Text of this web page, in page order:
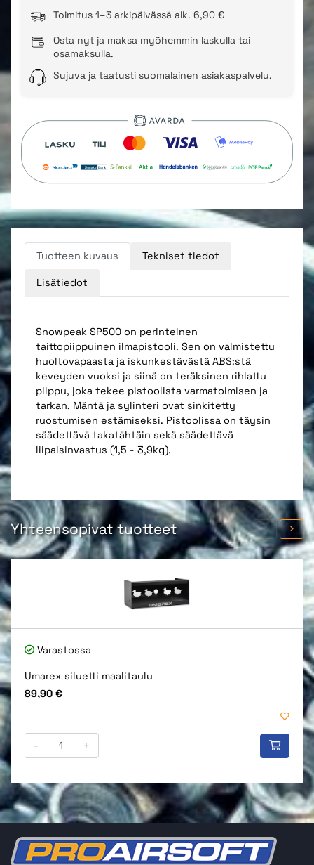
Toimitus 1–3 arkipäivässä alk. 6,90 €
Osta nyt ja maksa myöhemmin laskulla tai
osamaksulla.
Sujuva ja taatusti suomalainen asiakaspalvelu.
Tuotteen kuvaus Tekniset tiedot
Lisätiedot
Snowpeak SP500 on perinteinen
taittopiippuinen ilmapistooli. Sen on valmistettu
huoltovapaasta ja iskunkestävästä ABS:stä
keveyden vuoksi ja siinä on teräksinen rihlattu
piippu, joka tekee pistoolista varmatoimisen ja
tarkan. Mäntä ja sylinteri ovat sinkitetty
ruostumisen estämiseksi. Pistoolissa on täysin
säädettävä takatähtäin sekä säädettävä
liipaisinvastus (1,5 - 3,9kg).
Yhteensopivat tuotteet
Varastossa
Umarex siluetti maalitaulu
Hinta
89,90 €
- +